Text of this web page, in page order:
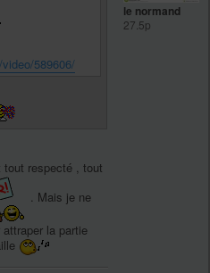
589606/
respecté , tout
. Mais je ne
la partie
le normand
27.5p